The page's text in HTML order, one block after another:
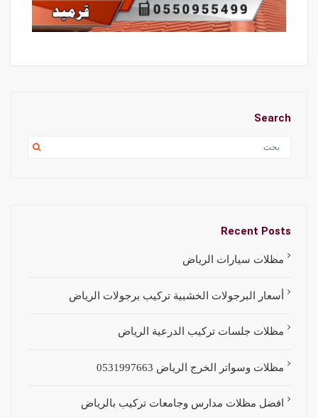
Search
Recent Posts
مظلات سيارات الرياض
أسعار البرجولات الخشبية تركيب برجولات الرياض
مظلات جلسات تركيب الدرعية الرياض
مظلات وسواتر الخرج الرياض 0531997663
افضل مظلات مدارس وجامعات تركيب بالرياض